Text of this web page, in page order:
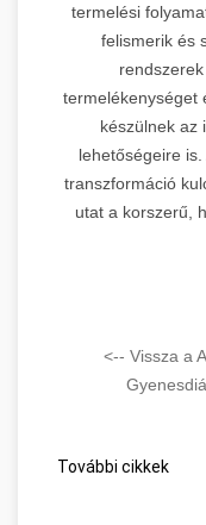
termelési
felismerik és
termelékenységet
készülnek az
lehetőségeire
transzformáció
utat a korszerű,
<-- Vissza a
További cikkek